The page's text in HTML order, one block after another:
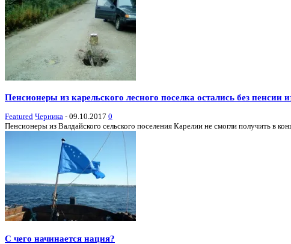
Пенсионеры из карельского лесного поселка остались без пенсии
Featured Черника - 09.10.2017 0
Пенсионеры из Валдайского сельского поселения Карелии не смогли получить в
С чего начинается нация?